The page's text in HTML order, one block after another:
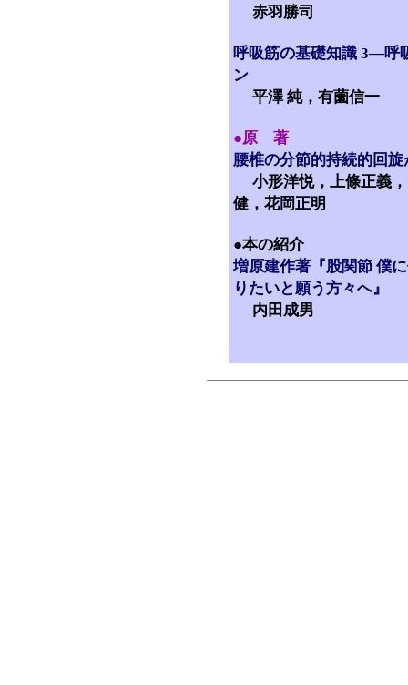
赤羽勝司
呼吸筋の基礎知識 3―呼
ン
平澤 純，有薗信一
●原 著
腰椎の分節的持続的回
小形洋悦，上條正義
健，花岡正明
●本の紹介
増原建作著『股関節 僕
りたいと願う方々へ』
内田成男